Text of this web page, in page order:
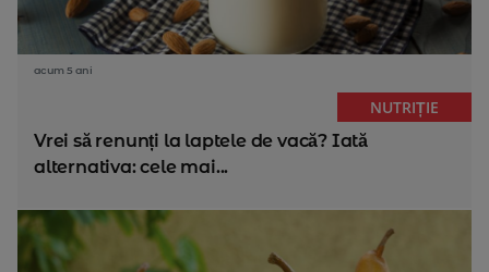
acum 5 ani
NUTRIȚIE
Vrei să renunți la laptele de vacă? Iată
alternativa: cele mai...